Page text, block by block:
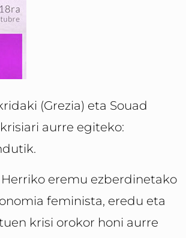
(Grezia) eta Souad
aurre egiteko:
eremu ezberdinetako
feminista, eredu eta
krisi orokor honi aurre